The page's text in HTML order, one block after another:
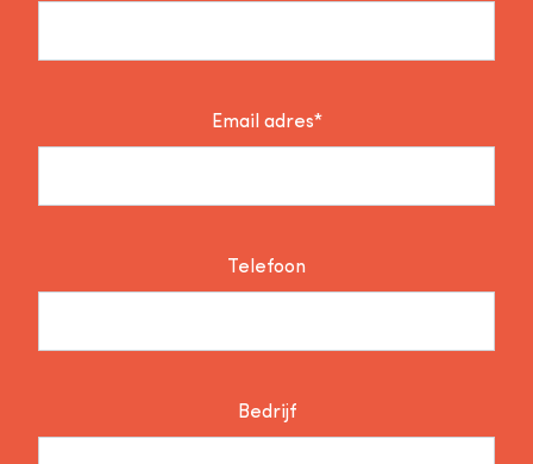
Email adres*
Telefoon
Bedrijf